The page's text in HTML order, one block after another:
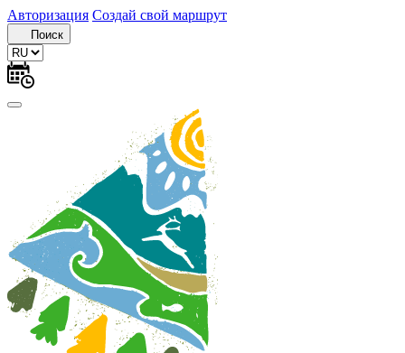
Авторизация Создай свой маршрут
Поиск